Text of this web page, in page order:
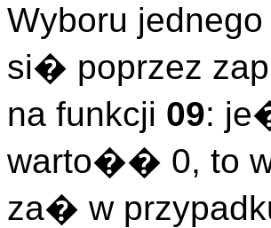
Wyboru
si� poprzez
na funkcji 09:
warto�� 0, to
za� w